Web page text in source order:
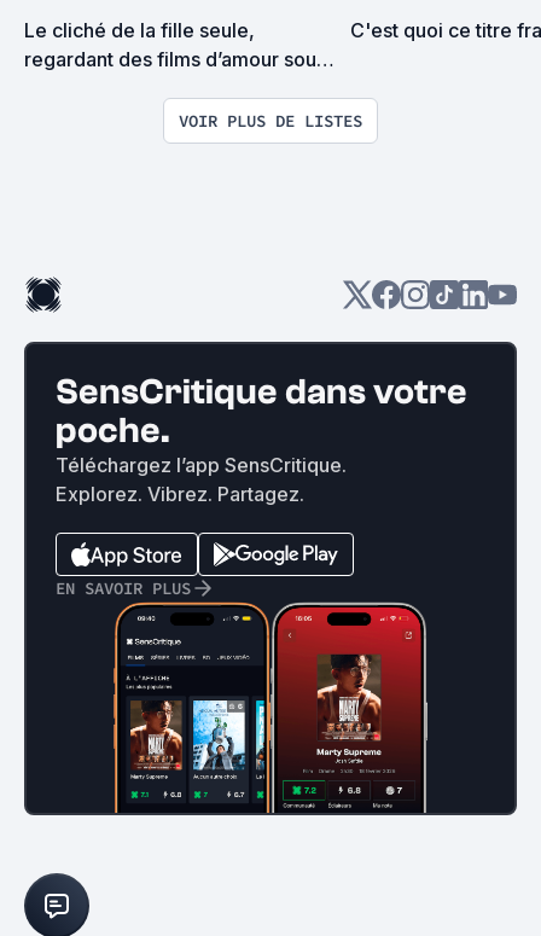
Le cliché de la fille seule,
regardant des films d’amour sous
C'est quoi ce titre
VOIR PLUS DE LISTES
SensCritique dans votre
poche.
Téléchargez l’app SensCritique.
Explorez. Vibrez. Partagez.
EN SAVOIR PLUS